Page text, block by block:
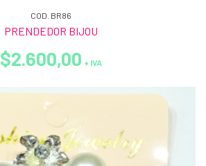
COD. BR86
PRENDEDOR BIJOU
$2.600,00 + IVA